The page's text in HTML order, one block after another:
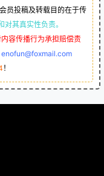
员投稿及转载目的在于传
其真实性负责。
容传播行为承担赔偿责
！